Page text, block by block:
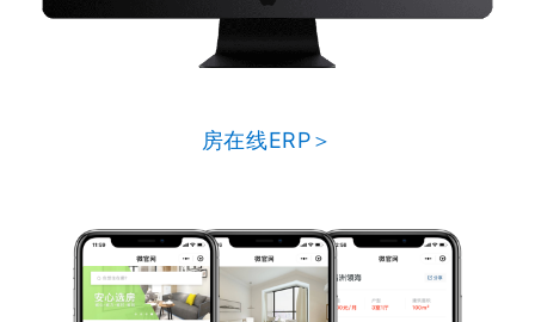
房在线ERP＞